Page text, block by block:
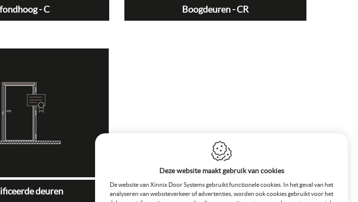
- C Boogdeuren - CR
deuren
Deze website maakt gebruik van cookies
De website van Xinnix Door Systems gebruikt functionele cookies. In het geval van het
analyseren van websiteverkeer of advertenties, worden ook cookies gebruikt voor het